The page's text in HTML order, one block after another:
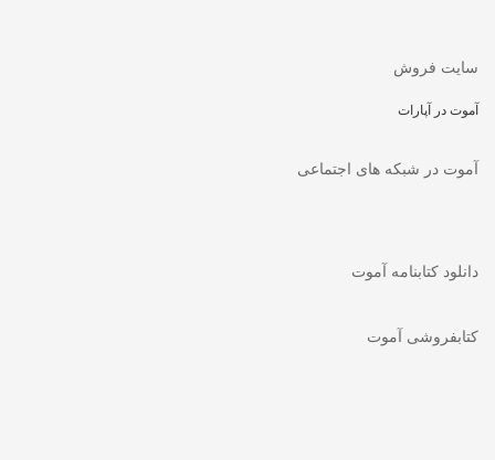
سایت فروش
آموت در آپارات
آموت در شبکه های اجتماعی
دانلود کتابنامه آموت
کتابفروشی آموت